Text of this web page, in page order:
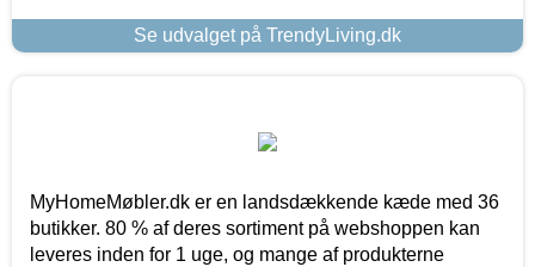
Se udvalget på TrendyLiving.dk
MyHomeMøbler.dk er en landsdækkende kæde med 36
butikker. 80 % af deres sortiment på webshoppen kan
leveres inden for 1 uge, og mange af produkterne